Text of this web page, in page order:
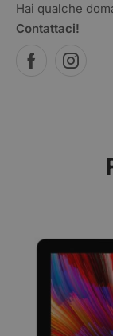
Hai qualche
Contattaci!